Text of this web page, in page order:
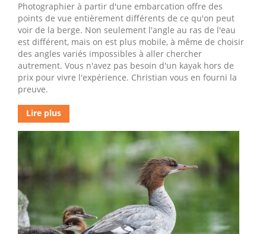
Photographier à partir d'une embarcation offre des
points de vue entièrement différents de ce qu'on peut
voir de la berge. Non seulement l'angle au ras de l'eau
est différent, mais on est plus mobile, à même de choisir
des angles variés impossibles à aller chercher
autrement. Vous n'avez pas besoin d'un kayak hors de
prix pour vivre l'expérience. Christian vous en fourni la
preuve.
Lire plus